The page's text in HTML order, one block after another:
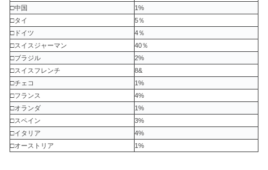
□中国
1%
□タイ
5％
□ドイツ
4％
□スイスジャーマン
40％
□ブラジル
2%
□スイスフレンチ
8&
□チェコ
1%
□フランス
4%
□オランダ
1%
□スペイン
3%
□イタリア
4%
□オーストリア
1%